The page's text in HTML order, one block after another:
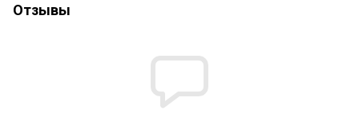
Отзывы